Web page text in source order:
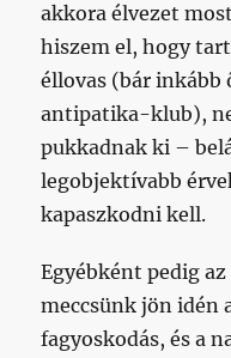
akkora élvezet
hiszem el, hogy
éllovas (bár inkább
antipatika-klub),
pukkadnak ki –
legobjektívabb
kapaszkodni kell.
Egyébként pedig
meccsünk jön idén
fagyoskodás, és a